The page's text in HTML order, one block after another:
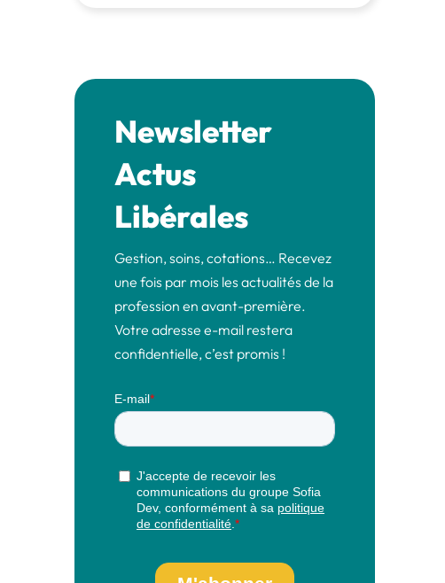
Newsletter
Actus
Libérales
Gestion, soins, cotations… Recevez
une fois par mois les actualités de la
profession en avant-première.
Votre adresse e-mail restera
confidentielle, c’est promis !